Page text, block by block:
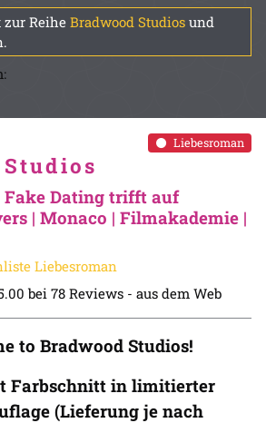
zur Reihe Bradwood Studios und
Liebesroman
Fake Dating trifft auf
| Monaco | Filmakademie |
Liebesroman
bei 78 Reviews - aus dem Web
to Bradwood Studios!
Farbschnitt in limitierter
(Lieferung je nach